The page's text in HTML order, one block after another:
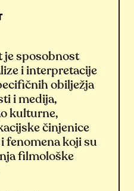
je sposobnost
i interpretacije
obilježja
i medija,
kulturne,
činjenice
fenomena koji su
filmološke